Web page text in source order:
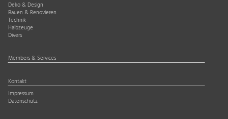
Deko & Design
Bauen & Renovieren
Technik
Halbzeuge
Divers
Members & Services
Kontakt
Impressum
Datenschutz